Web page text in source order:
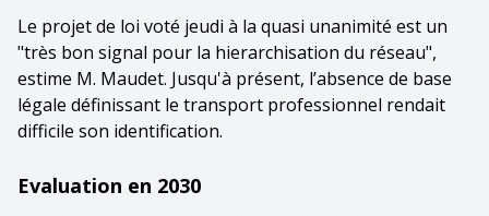
Le projet de loi voté jeudi à la quasi unanimité est un
"très bon signal pour la hierarchisation du réseau",
estime M. Maudet. Jusqu'à présent, l’absence de base
légale définissant le transport professionnel rendait
difficile son identification.
Evaluation en 2030